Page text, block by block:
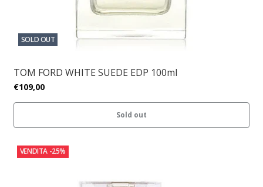
SOLD OUT
TOM FORD WHITE SUEDE EDP 100ml
€109,00
Sold out
VENDITA -25%